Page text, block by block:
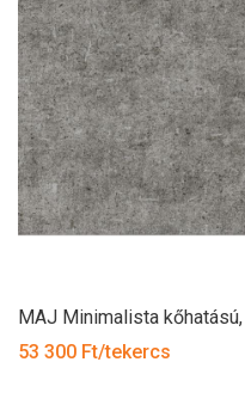
MAJ Minimalista
53 300 Ft/tekercs